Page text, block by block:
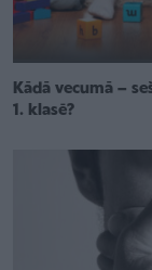
Kādā vecumā –
1. klasē?